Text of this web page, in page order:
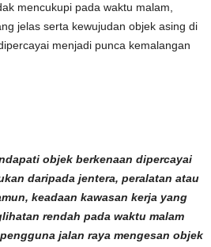
mencukupi pada waktu malam,
jelas serta kewujudan objek asing di
menjadi punca kemalangan
objek berkenaan dipercayai
daripada jentera, peralatan atau
keadaan kawasan kerja yang
rendah pada waktu malam
jalan raya mengesan objek